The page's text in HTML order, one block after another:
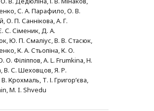
С. А. Парафило, О. В.
О. П. Саннікова, А. Г.
С. Сіменик, Д. А.
Ю. П. Смаліус, В. В. Стасюк,
К. А. Стьопіна, К. О.
О. Філіппов, A. L. Frumkina, Н.
В. С. Шеховцов, Я. Р.
Крохмаль, Т. І. Григор’єва,
M. I. Shvedu